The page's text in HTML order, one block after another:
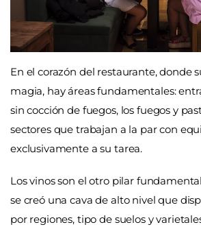
En el corazón del restaurante, donde
magia, hay áreas fundamentales:
sin cocción de fuegos, los fuegos y
sectores que trabajan a la par con
exclusivamente a su tarea.
Los vinos son el otro pilar
se creó una cava de alto nivel que
por regiones, tipo de suelos y